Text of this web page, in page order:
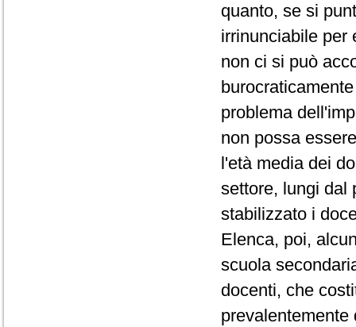
quanto, se si
irrinunciabile per
non ci si può
problema
non possa
l'età media dei
settore, lungi dal
stabilizzato i
Elenca, poi,
scuola
docenti, che